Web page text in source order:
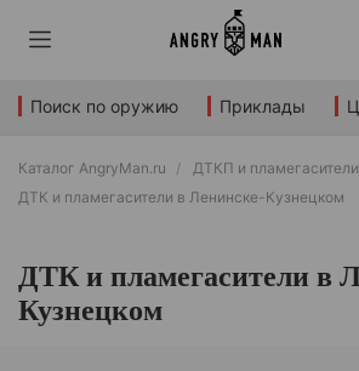
Поиск по оружию Приклады
Каталог AngryMan.ru
ДТКП и пламегасители
ДТК и пламегасители в Ленинске-Кузнецком
ДТК и пламегасители в
Кузнецком